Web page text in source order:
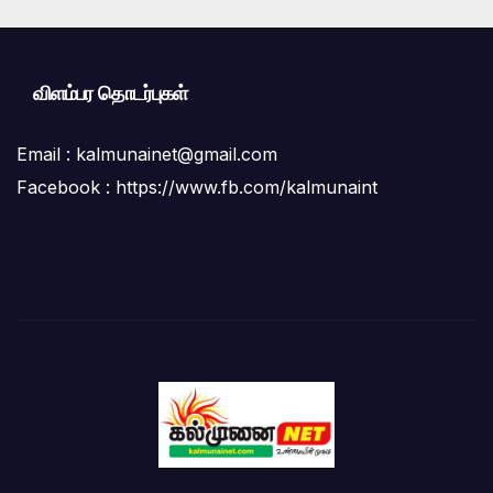
விளம்பர தொடர்புகள்
Email : kalmunainet@gmail.com
Facebook : https://www.fb.com/kalmunaint